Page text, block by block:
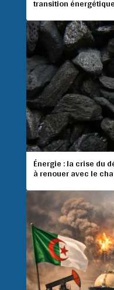
transition énergétique
Énergie : la crise du
à renouer avec le